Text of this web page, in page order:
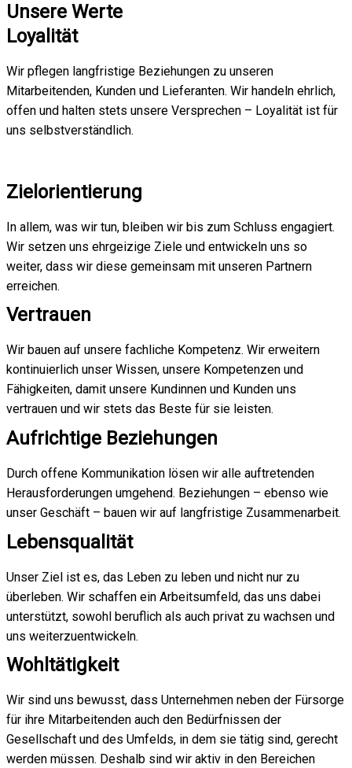
Unsere Werte
Loyalität
Wir pflegen langfristige Beziehungen zu unseren
Mitarbeitenden, Kunden und Lieferanten. Wir handeln ehrlich,
offen und halten stets unsere Versprechen – Loyalität ist für
uns selbstverständlich.
Zielorientierung
In allem, was wir tun, bleiben wir bis zum Schluss engagiert.
Wir setzen uns ehrgeizige Ziele und entwickeln uns so
weiter, dass wir diese gemeinsam mit unseren Partnern
erreichen.
Vertrauen
Wir bauen auf unsere fachliche Kompetenz. Wir erweitern
kontinuierlich unser Wissen, unsere Kompetenzen und
Fähigkeiten, damit unsere Kundinnen und Kunden uns
vertrauen und wir stets das Beste für sie leisten.
Aufrichtige Beziehungen
Durch offene Kommunikation lösen wir alle auftretenden
Herausforderungen umgehend. Beziehungen – ebenso wie
unser Geschäft – bauen wir auf langfristige Zusammenarbeit.
Lebensqualität
Unser Ziel ist es, das Leben zu leben und nicht nur zu
überleben. Wir schaffen ein Arbeitsumfeld, das uns dabei
unterstützt, sowohl beruflich als auch privat zu wachsen und
uns weiterzuentwickeln.
Wohltätigkeit
Wir sind uns bewusst, dass Unternehmen neben der Fürsorge
für ihre Mitarbeitenden auch den Bedürfnissen der
Gesellschaft und des Umfelds, in dem sie tätig sind, gerecht
werden müssen. Deshalb sind wir aktiv in den Bereichen